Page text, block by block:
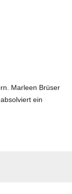
Marleen Brüser
ein